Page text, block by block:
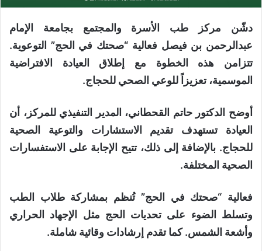
دشّن مركز طب الأسرة والمجتمع بجامعة الإمام
عبدالرحمن بن فيصل فعالية “صحتك في الحج” التوعوية.
تتزامن هذه الخطوة مع إطلاق العيادة الافتراضية
الموسمية، تعزيزاً للوعي الصحي للحجاج.
أوضح الدكتور حاتم القحطاني، المدير التنفيذي للمركز، أن
العيادة تستهدف تقديم الاستشارات والتوعية الصحية
للحجاج. بالإضافة إلى ذلك، تتيح الإجابة على الاستفسارات
الصحية المختلفة.
فعالية “صحتك في الحج” تُنظم بمشاركة طلاب الطب
وتسلط الضوء على تحديات الحج مثل الإجهاد الحراري
وأشعة الشمس. كما تقدم إرشادات وقائية شاملة.